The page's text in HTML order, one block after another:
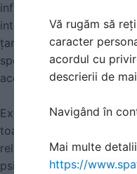
infrastructurii medicale
internaționale.Spitalul
țară, la inițiativa
specializat și pentru a
acestora.
Extinderea include un
toate gândite pe principii
relația dintre pacient -
psihologic necesar în
Vă rugăm să
caracter
acordul cu
descrierii de
Navigând în
Mai multe
https://